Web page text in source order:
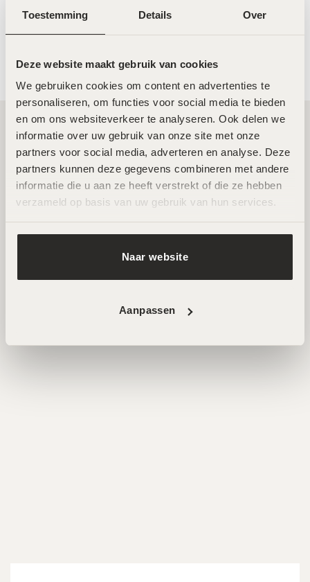
Toestemming Details Over
Deze website maakt gebruik van cookies
We gebruiken cookies om content en advertenties te
personaliseren, om functies voor social media te bieden
en om ons websiteverkeer te analyseren. Ook delen we
informatie over uw gebruik van onze site met onze
partners voor social media, adverteren en analyse. Deze
partners kunnen deze gegevens combineren met andere
informatie die u aan ze heeft verstrekt of die ze hebben
verzameld op basis van uw gebruik van hun services.
Naar website
Aanpassen
59,00
€119,00
Twee toplocaties in Amsterdam Noord en
Zuid
Wij ontvangen je graag in een van onze twee
voor huidverbetering. Beide locaties zijn goed bereikbaar
en beschikken over parkeermogelijkheden.